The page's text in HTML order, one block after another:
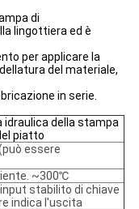
di
lingottiera ed è
per applicare la
del materiale,
in serie.
idraulica della stampa
piatto
essere
~300℃
input stabilito di chiave
indica l'uscita